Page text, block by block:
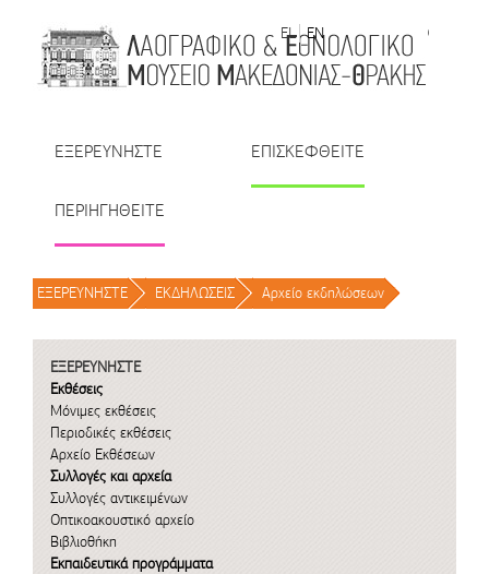
EL
EN | TR | BU | RO
ΕΞΕΡΕΥΝΗΣΤΕ ΕΠΙΣΚΕΦΘΕΙΤΕ
ΠΕΡΙΗΓΗΘΕΙΤΕ
ΕΞΕΡΕΥΝΗΣΤΕ / ΕΚΔΗΛΩΣΕΙΣ / Αρχείο εκδηλώσεων /
ΕΞΕΡΕΥΝΗΣΤΕ
Εκθέσεις
Μόνιμες εκθέσεις
Περιοδικές εκθέσεις
Αρχείο Εκθέσεων
Συλλογές και αρχεία
Συλλογές αντικειμένων
Οπτικοακουστικό αρχείο
Βιβλιοθήκη
Εκπαιδευτικά προγράμματα